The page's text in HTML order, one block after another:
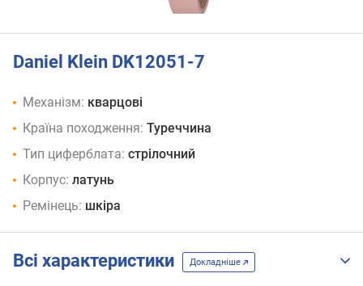
Daniel Klein DK12051-7
Механізм: кварцові
Країна походження: Туреччина
Тип циферблата: стрілочний
Корпус: латунь
Ремінець: шкіра
Всі характеристики Докладніше